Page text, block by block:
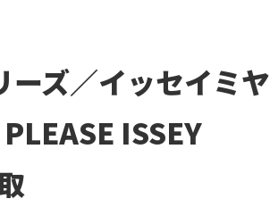
ーズ／イッセイミヤ
ISSEY